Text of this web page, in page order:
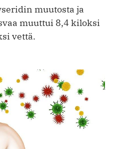
muutosta ja
muuttui 8,4 kiloksi
vettä.